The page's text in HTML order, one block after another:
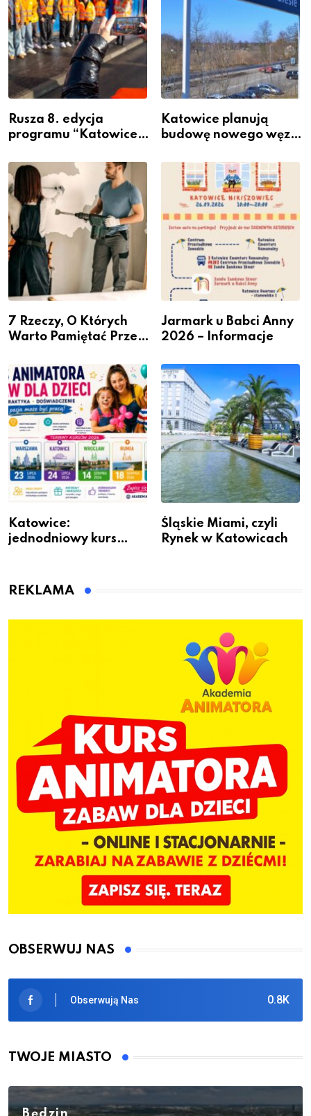
Rusza 8. edycja
programu “Katowice
– nabór dla
przedsiębiorców
Katowice planują
budowę nowego węzła
Podlesiu
7 Rzeczy, O Których
Warto Pamiętać Przed
Jarmark u Babci Anny
2026 – Informacje
Katowice:
jednodniowy kurs
dzieci
Śląskie Miami, czyli
Rynek w Katowicach
REKLAMA
OBSERWUJ NAS
0.8K
Obserwują Nas
TWOJE MIASTO